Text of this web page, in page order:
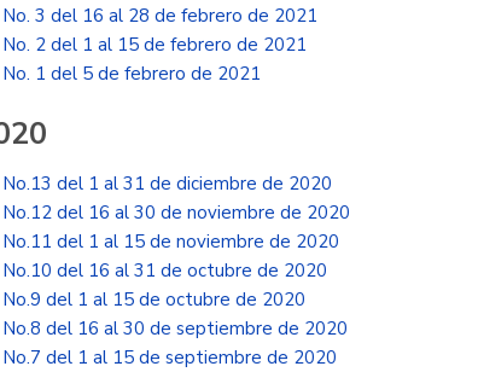
No. 3 del 16 al 28 de febrero de 2021
No. 2 del 1 al 15 de febrero de 2021
No. 1 del 5 de febrero de 2021
No.13 del 1 al 31 de diciembre de 2020
No.12 del 16 al 30 de noviembre de 2020
No.11 del 1 al 15 de noviembre de 2020
No.10 del 16 al 31 de octubre de 2020
No.9 del 1 al 15 de octubre de 2020
No.8 del 16 al 30 de septiembre de 2020
No.7 del 1 al 15 de septiembre de 2020